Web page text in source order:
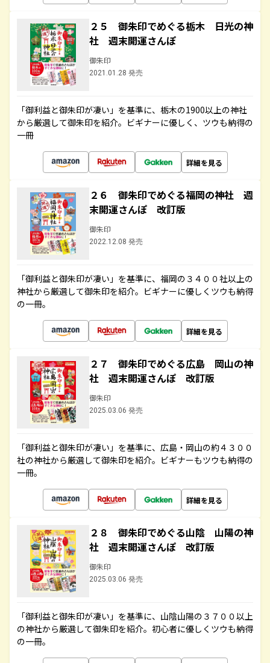
２５ 御朱印でめぐる栃木 日光の神
社 週末開運さんぽ
御朱印
2021.01.28 発売
「御利益と御朱印が凄い」を基準に、栃木の1900以上の神社
から厳選して御朱印を紹介。ビギナーに優しく、ツウも納得の
一冊
詳細を見る
２６ 御朱印でめぐる福岡の神社 週
末開運さんぽ 改訂版
御朱印
2022.12.08 発売
「御利益と御朱印が凄い」を基準に、福岡の３４００社以上の
神社から厳選して御朱印を紹介。ビギナーに優しくツウも納得
の一冊。
詳細を見る
２７ 御朱印でめぐる広島 岡山の神
社 週末開運さんぽ 改訂版
御朱印
2025.03.06 発売
「御利益と御朱印が凄い」を基準に、広島・岡山の約４３００
社の神社から厳選して御朱印を紹介。ビギナーもツウも納得の
一冊。
詳細を見る
２８ 御朱印でめぐる山陰 山陽の神
社 週末開運さんぽ 改訂版
御朱印
2025.03.06 発売
「御利益と御朱印が凄い」を基準に、山陰山陽の３７００以上
の神社から厳選して御朱印を紹介。初心者に優しくツウも納得
の一冊。